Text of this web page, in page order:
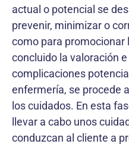
actual o potencial se
prevenir, minimizar o
como para promocionar
concluido la valoración
complicaciones
enfermería, se procede
los cuidados. En esta
llevar a cabo unos
conduzcan al cliente a